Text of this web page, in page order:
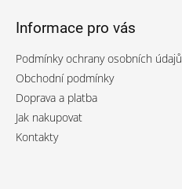
Informace pro vás
Podmínky ochrany osobních údajů
Obchodní podmínky
Doprava a platba
Jak nakupovat
Kontakty